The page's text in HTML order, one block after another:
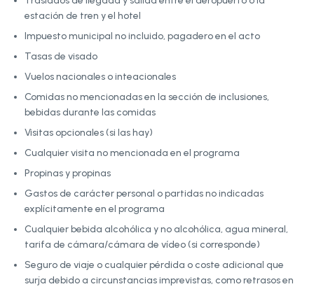
estación de tren y el hotel
Impuesto municipal no incluido, pagadero en el acto
Tasas de visado
Vuelos nacionales o inteacionales
Comidas no mencionadas en la sección de inclusiones,
bebidas durante las comidas
Visitas opcionales (si las hay)
Cualquier visita no mencionada en el programa
Propinas y propinas
Gastos de carácter personal o partidas no indicadas
explícitamente en el programa
Cualquier bebida alcohólica y no alcohólica, agua mineral,
tarifa de cámara/cámara de vídeo (si corresponde)
Seguro de viaje o cualquier pérdida o coste adicional que
surja debido a circunstancias imprevistas, como retrasos en